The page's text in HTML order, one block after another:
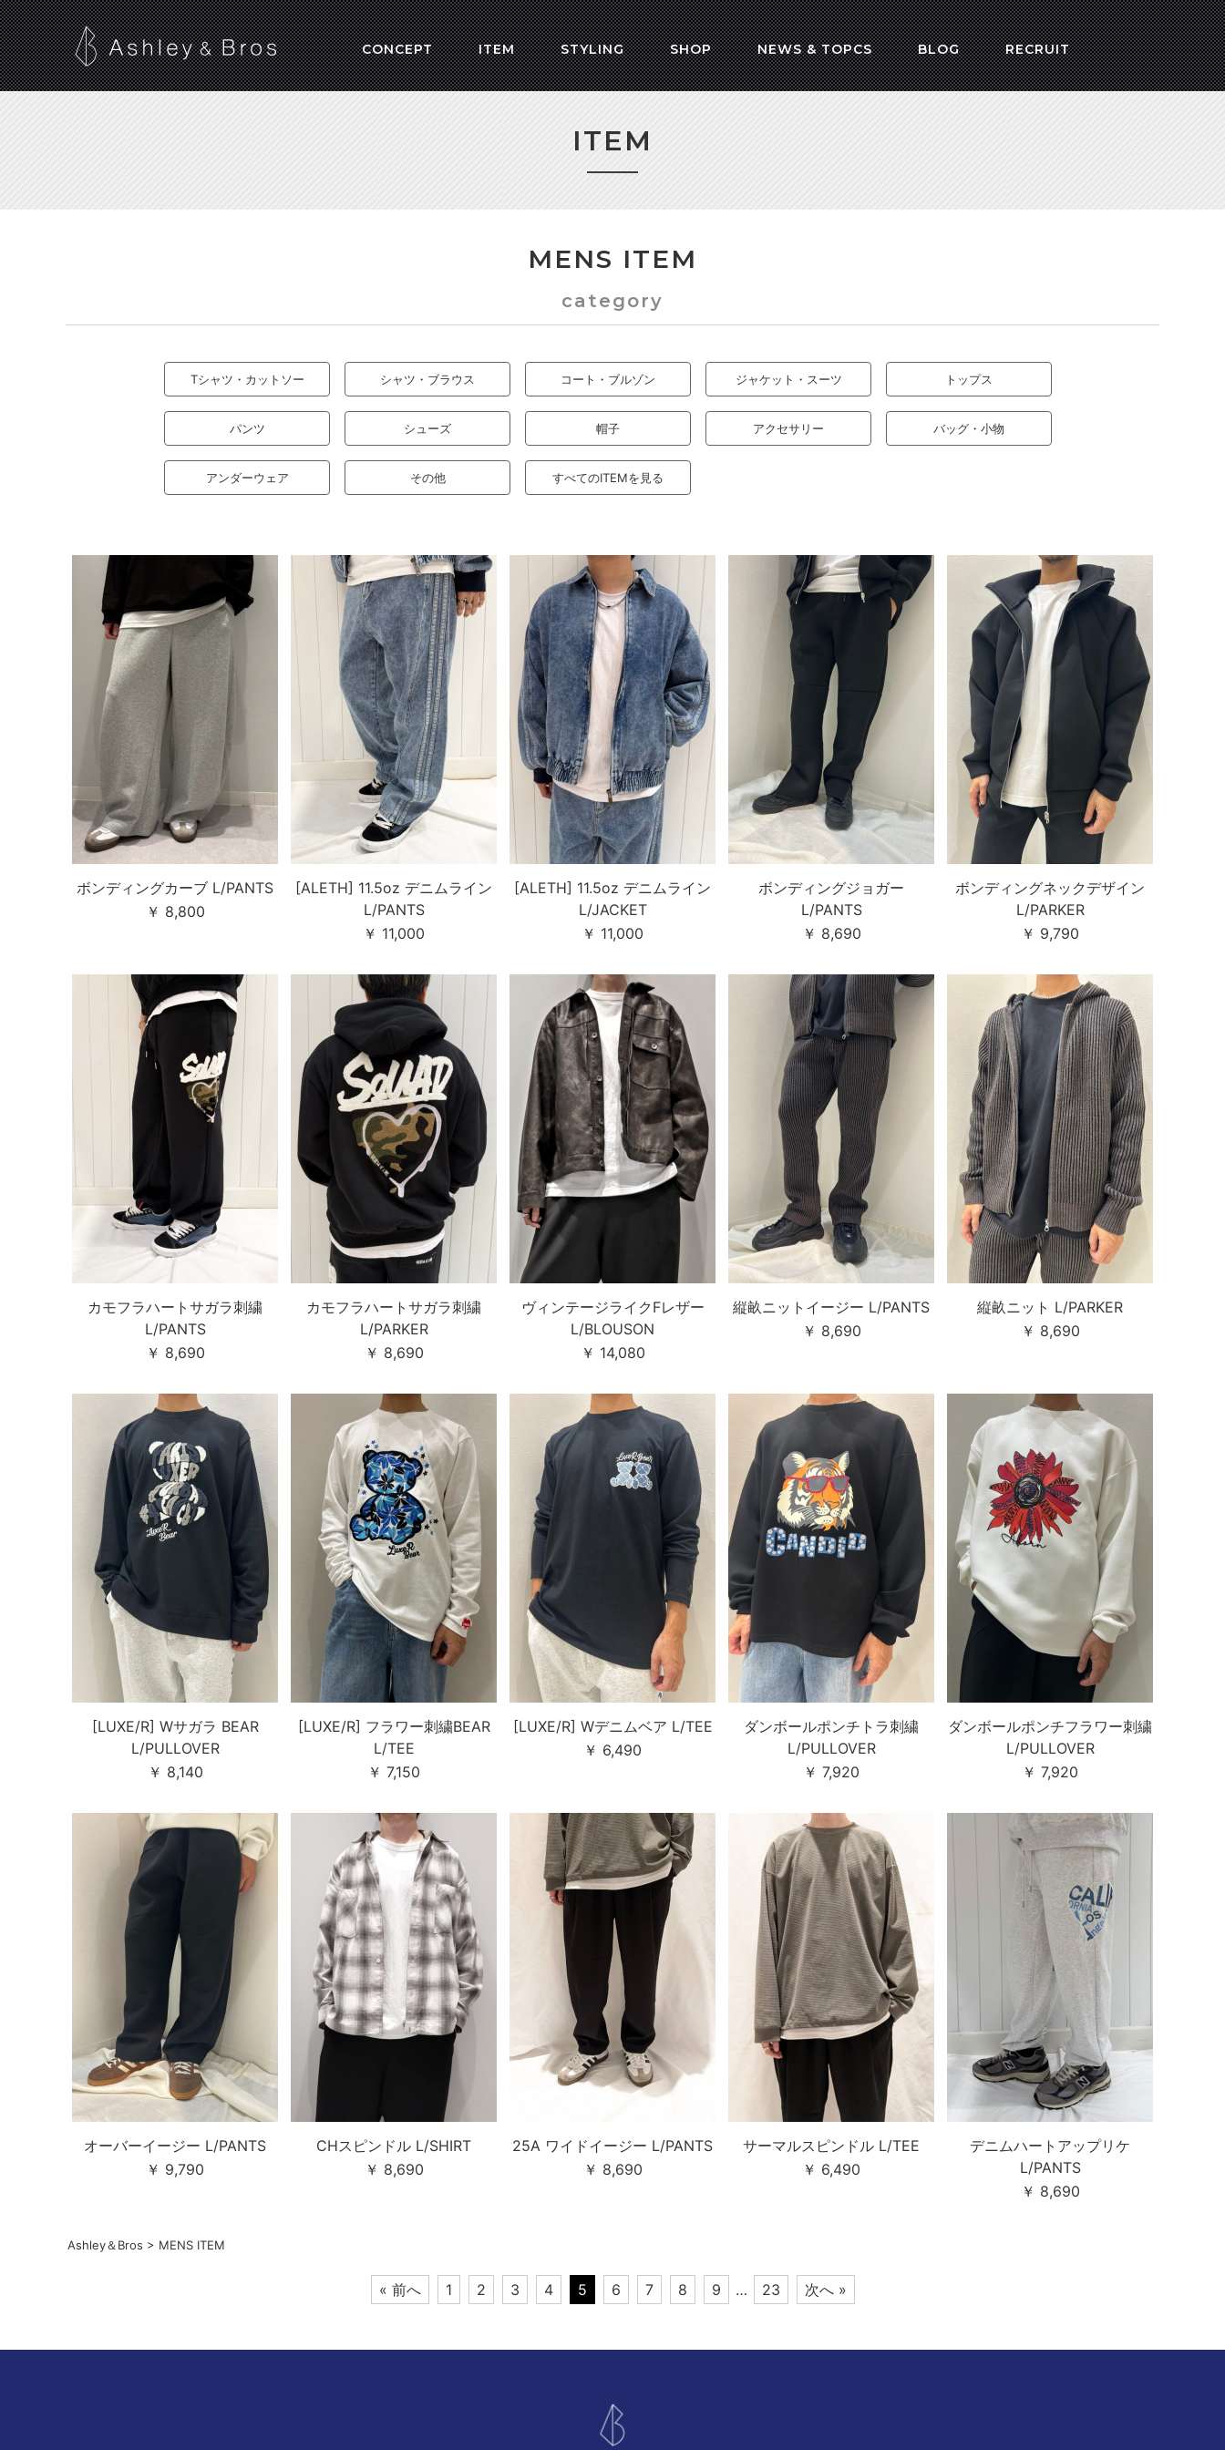
CONCEPT ITEM STYLING SHOP NEWS & TOPCS BLOG RECRUIT
ITEM
MENS ITEM
category
Tシャツ・カットソー シャツ・ブラウス コート・ブルゾン ジャケット・スーツ トップス
パンツ シューズ 帽子 アクセサリー バッグ・小物
アンダーウェア その他 すべてのITEMを見る
ボンディングカーブ L/PANTS
￥ 8,800
[ALETH] 11.5oz デニムライン
L/PANTS
￥ 11,000
[ALETH] 11.5oz デニムライン
L/JACKET
￥ 11,000
ボンディングジョガー
L/PANTS
￥ 8,690
ボンディングネックデザイン
L/PARKER
￥ 9,790
カモフラハートサガラ刺繍
L/PANTS
￥ 8,690
カモフラハートサガラ刺繍
L/PARKER
￥ 8,690
ヴィンテージライクFレザー
L/BLOUSON
￥ 14,080
縦畝ニットイージー L/PANTS
￥ 8,690
縦畝ニット L/PARKER
￥ 8,690
[LUXE/R] Wサガラ BEAR
L/PULLOVER
￥ 8,140
[LUXE/R] フラワー刺繍BEAR
L/TEE
￥ 7,150
[LUXE/R] Wデニムベア L/TEE
￥ 6,490
ダンボールポンチトラ刺繍
L/PULLOVER
￥ 7,920
ダンボールポンチフラワー刺繍
L/PULLOVER
￥ 7,920
オーバーイージー L/PANTS
￥ 9,790
CHスピンドル L/SHIRT
￥ 8,690
25A ワイドイージー L/PANTS
￥ 8,690
サーマルスピンドル L/TEE
￥ 6,490
デニムハートアップリケ
L/PANTS
￥ 8,690
Ashley＆Bros > MENS ITEM
« 前へ 1 2 3 4 5 6 7 8 9 … 23 次へ »